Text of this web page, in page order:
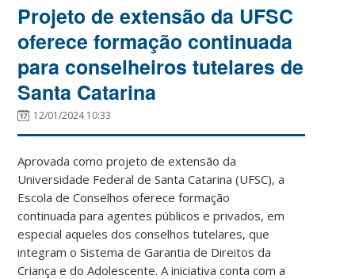
Projeto de extensão da UFSC
oferece formação continuada
para conselheiros tutelares de
Santa Catarina
12/01/2024 10:33
Aprovada como projeto de extensão da
Universidade Federal de Santa Catarina (UFSC), a
Escola de Conselhos oferece formação
continuada para agentes públicos e privados, em
especial aqueles dos conselhos tutelares, que
integram o Sistema de Garantia de Direitos da
Criança e do Adolescente. A iniciativa conta com a